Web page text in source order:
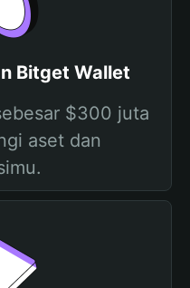
Bitget Wallet
$300 juta
aset dan